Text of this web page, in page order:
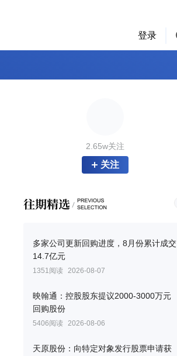
登录
2.65w关注
关注
多家公司更新回购进度，8月份累计成交
14.7亿元
1351阅读 2026-08-07
映翰通：控股股东提议2000-3000万元
回购股份
5406阅读 2026-08-06
天原股份：向特定对象发行股票申请获